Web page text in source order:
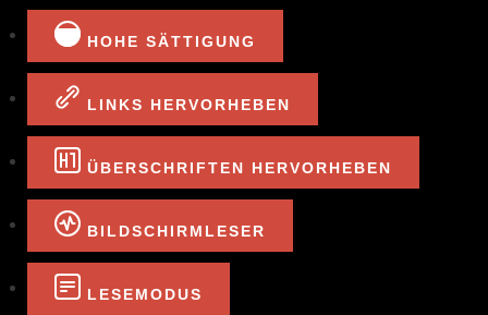
HOHE SÄTTIGUNG
LINKS HERVORHEBEN
ÜBERSCHRIFTEN HERVORHEBEN
BILDSCHIRMLESER
LESEMODUS